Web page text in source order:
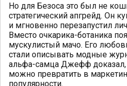
Но для Безоса это был не
стратегический апгрейд. Он
и мгновенно перезапустил
Вместо очкарика-ботаника
мускулистый мачо. Его
стали описывать модные
альфа-самца Джефф доказал,
можно превратить в
популярности.